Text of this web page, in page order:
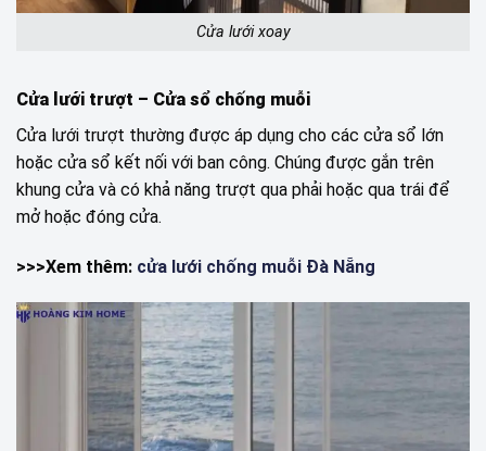
Cửa lưới xoay
Cửa lưới trượt – Cửa sổ chống muỗi
Cửa lưới trượt thường được áp dụng cho các cửa sổ lớn
hoặc cửa sổ kết nối với ban công. Chúng được gắn trên
khung cửa và có khả năng trượt qua phải hoặc qua trái để
mở hoặc đóng cửa.
>>>Xem thêm: cửa lưới chống muỗi Đà Nẵng